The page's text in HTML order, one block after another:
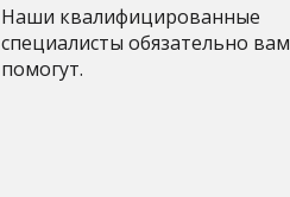
Наши квалифицированные
специалисты обязательно вам
помогут.